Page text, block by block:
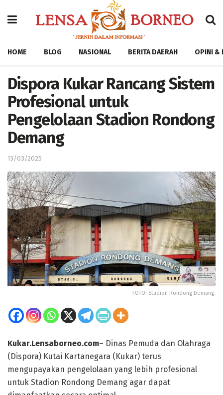
HOME BLOG NASIONAL BERITA DAERAH OPINI &
Dispora Kukar Rancang Sistem
Profesional untuk
Pengelolaan Stadion Rondong
Demang
13/03/2025
FOTO: Stadion Rondong Demang.
Kukar.Lensaborneo.com– Dinas Pemuda dan Olahraga
(Dispora) Kutai Kartanegara (Kukar) terus
mengupayakan pengelolaan yang lebih profesional
untuk Stadion Rondong Demang agar dapat